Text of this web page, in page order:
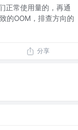
正常使用量的，再通
的OOM，排查方向的
分享